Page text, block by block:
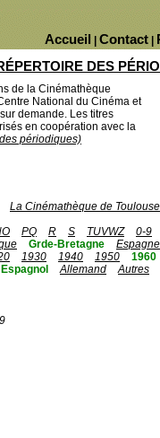
Contact
Accueil
DES
de la Cinémathèque
National du Cinéma et
demande. Les titres
en coopération avec la
périodiques)
La Cinémathèque de Toulouse
PQ R S TUVWZ
0-9
Grde-Bretagne Espagne
1930 1940 1950 1960
Espagnol Allemand
Autres